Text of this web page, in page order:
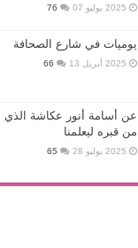
2025 يوليو 07 76
يوميات في شارع الصحافة
2025 أبريل 13 66
عن أسامة أنور عكاشة الذي
من قبره ليعلمنا
2025 يوليو 28 65